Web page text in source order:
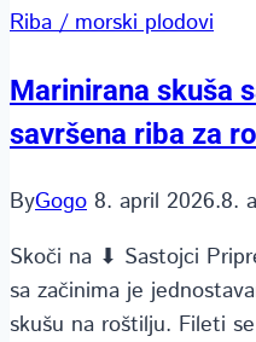
Riba / morski plodovi
Marinirana skuša
savršena riba za
ByGogo 8. april 2026.8.
Skoči na ⬇ Sastojci
sa začinima je
skušu na roštilju. Fileti